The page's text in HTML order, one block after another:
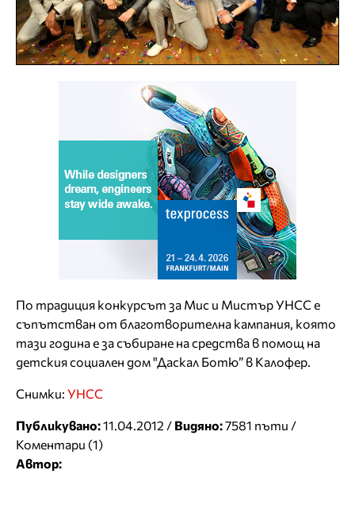
По традиция конкурсът за Мис и Мистър УНСС е
съпътстван от благотворителна кампания, която
тази година е за събиране на средства в помощ на
детския социален дом "Даскал Ботю” в Калофер.
Снимки: УНСС
Публикувано:11.04.2012 / Видяно:7581 пъти /
Коментари (1)
Автор: